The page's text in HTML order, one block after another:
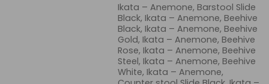
Ikata – Anemone, Barstool Slide
Black, Ikata – Anemone, Beehive
Black, Ikata – Anemone, Beehive
Gold, Ikata – Anemone, Beehive
Rose, Ikata – Anemone, Beehive
Steel, Ikata – Anemone, Beehive
White, Ikata – Anemone,